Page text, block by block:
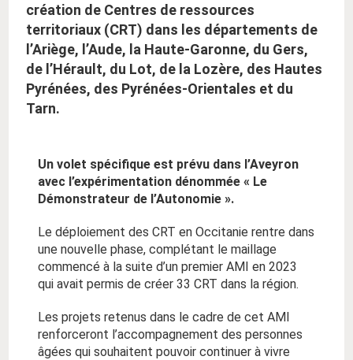
création de Centres de ressources
territoriaux (CRT) dans les départements de
l’Ariège, l’Aude, la Haute-Garonne, du Gers,
de l’Hérault, du Lot, de la Lozère, des Hautes
Pyrénées, des Pyrénées-Orientales et du
Tarn.
Un volet spécifique est prévu dans l’Aveyron
avec l’expérimentation dénommée « Le
Démonstrateur de l’Autonomie ».
Le déploiement des CRT en Occitanie rentre dans
une nouvelle phase, complétant le maillage
commencé à la suite d’un premier AMI en 2023
qui avait permis de créer 33 CRT dans la région.
Les projets retenus dans le cadre de cet AMI
renforceront l’accompagnement des personnes
âgées qui souhaitent pouvoir continuer à vivre